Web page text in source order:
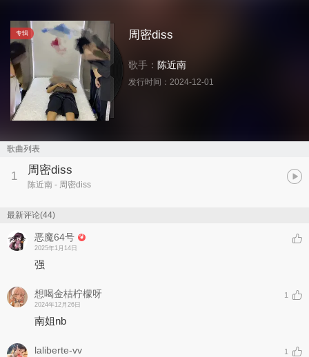
专辑 周密diss
歌手： 陈近南
发行时间： 2024-12-01
歌曲列表
1 周密diss
陈近南 - 周密diss
最新评论(44)
恶魔64号
2025年1月14日
强
想喝金桔柠檬呀
2024年12月26日
1
南姐nb
laliberte-vv 1